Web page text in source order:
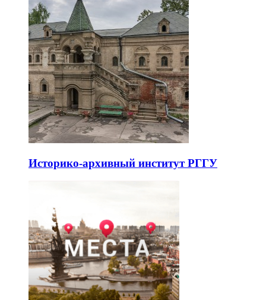
Историко-архивный институт РГГУ